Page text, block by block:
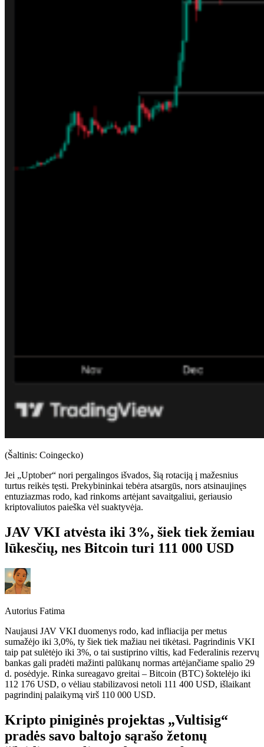
(Šaltinis: Coingecko)
Jei „Uptober“ nori pergalingos išvados, šią rotaciją į mažesnius
turtus reikės tęsti. Prekybininkai tebėra atsargūs, nors atsinaujinęs
entuziazmas rodo, kad rinkoms artėjant savaitgaliui, geriausio
kriptovaliutos paieška vėl suaktyvėja.
JAV VKI atvėsta iki 3%, šiek tiek žemiau
lūkesčių, nes Bitcoin turi 111 000 USD
Autorius Fatima
Naujausi JAV VKI duomenys rodo, kad infliacija per metus
sumažėjo iki 3,0%, ty šiek tiek mažiau nei tikėtasi. Pagrindinis VKI
taip pat sulėtėjo iki 3%, o tai sustiprino viltis, kad Federalinis rezervų
bankas gali pradėti mažinti palūkanų normas artėjančiame spalio 29
d. posėdyje. Rinka sureagavo greitai – Bitcoin (BTC) šoktelėjo iki
112 176 USD, o vėliau stabilizavosi netoli 111 400 USD, išlaikant
pagrindinį palaikymą virš 110 000 USD.
Kripto piniginės projektas „Vultisig“
pradės savo baltojo sąrašo žetonų